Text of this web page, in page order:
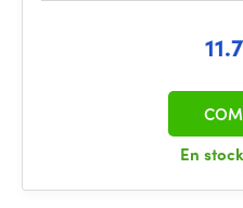
En stock